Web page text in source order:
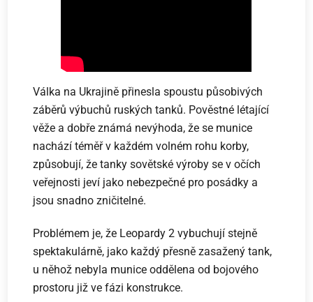
Válka na Ukrajině přinesla spoustu působivých
záběrů výbuchů ruských tanků. Pověstné létající
věže a dobře známá nevýhoda, že se munice
nachází téměř v každém volném rohu korby,
způsobují, že tanky sovětské výroby se v očích
veřejnosti jeví jako nebezpečné pro posádky a
jsou snadno zničitelné.
Problémem je, že Leopardy 2 vybuchují stejně
spektakulárně, jako každý přesně zasažený tank,
u něhož nebyla munice oddělena od bojového
prostoru již ve fázi konstrukce.